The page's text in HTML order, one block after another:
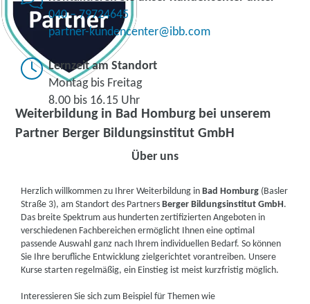
Weiterbildung in Bad Homburg bei unserem
Partner Berger Bildungsinstitut GmbH
040 – 79724645
partner-kundencenter@ibb.com
Lernzeit am Standort
Montag bis Freitag
8.00 bis 16.15 Uhr
Über uns
Herzlich willkommen zu Ihrer Weiterbildung inBad Homburg (Basler
Straße 3), am Standort des PartnersBerger Bildungsinstitut GmbH.
Das breite Spektrum aus hunderten zertifizierten Angeboten in
verschiedenen Fachbereichen ermöglicht Ihnen eine optimal
passende Auswahl ganz nach Ihrem individuellen Bedarf. So können
Sie Ihre berufliche Entwicklung zielgerichtet vorantreiben. Unsere
Kurse starten regelmäßig, ein Einstieg ist meist kurzfristig möglich.
Interessieren Sie sich zum Beispiel für Themen wie